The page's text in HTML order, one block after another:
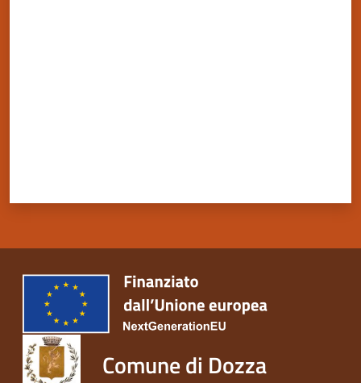
Comune di Dozza